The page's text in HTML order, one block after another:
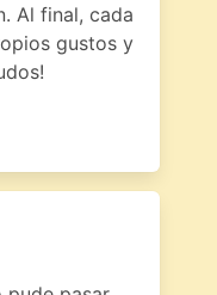
Al final, cada
gustos y